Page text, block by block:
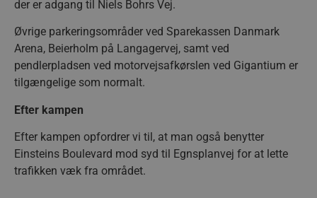
der er adgang til Niels Bohrs Vej.
Øvrige parkeringsområder ved Sparekassen Danmark
Arena, Beierholm på Langagervej, samt ved
pendlerpladsen ved motorvejsafkørslen ved Gigantium er
tilgængelige som normalt.
Efter kampen
Efter kampen opfordrer vi til, at man også benytter
Einsteins Boulevard mod syd til Egnsplanvej for at lette
trafikken væk fra området.